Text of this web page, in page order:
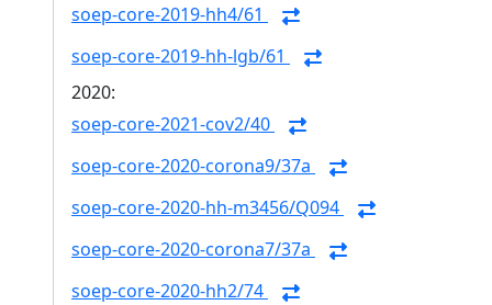
soep-core-2019-hh4/61
soep-core-2019-hh-lgb/61
2020:
soep-core-2021-cov2/40
soep-core-2020-corona9/37a
soep-core-2020-hh-m3456/Q094
soep-core-2020-corona7/37a
soep-core-2020-hh2/74